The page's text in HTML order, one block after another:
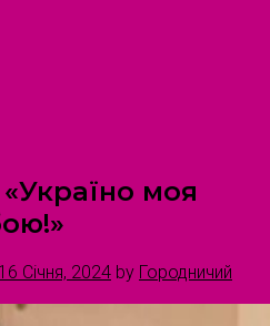
моя
16 Січня, 2024 by Городничий